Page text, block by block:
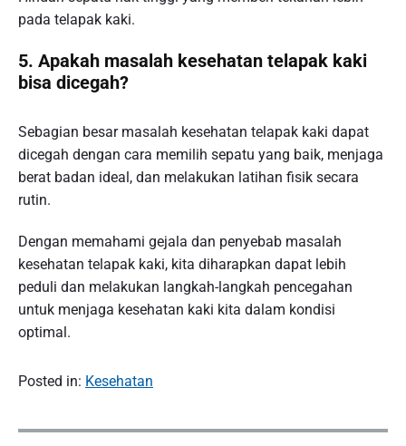
pada telapak kaki.
5. Apakah masalah kesehatan telapak kaki
bisa dicegah?
Sebagian besar masalah kesehatan telapak kaki dapat
dicegah dengan cara memilih sepatu yang baik, menjaga
berat badan ideal, dan melakukan latihan fisik secara
rutin.
Dengan memahami gejala dan penyebab masalah
kesehatan telapak kaki, kita diharapkan dapat lebih
peduli dan melakukan langkah-langkah pencegahan
untuk menjaga kesehatan kaki kita dalam kondisi
optimal.
Posted in: Kesehatan
P